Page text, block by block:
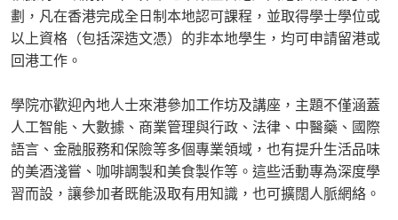
劃，凡在香港完成全日制本地認可課程，並取得學士學位或
以上資格（包括深造文憑）的非本地學生，均可申請留港或
回港工作。
學院亦歡迎內地人士來港參加工作坊及講座，主題不僅涵蓋
人工智能、大數據、商業管理與行政、法律、中醫藥、國際
語言、金融服務和保險等多個專業領域，也有提升生活品味
的美酒淺嘗、咖啡調製和美食製作等。這些活動專為深度學
習而設，讓參加者既能汲取有用知識，也可擴闊人脈網絡。